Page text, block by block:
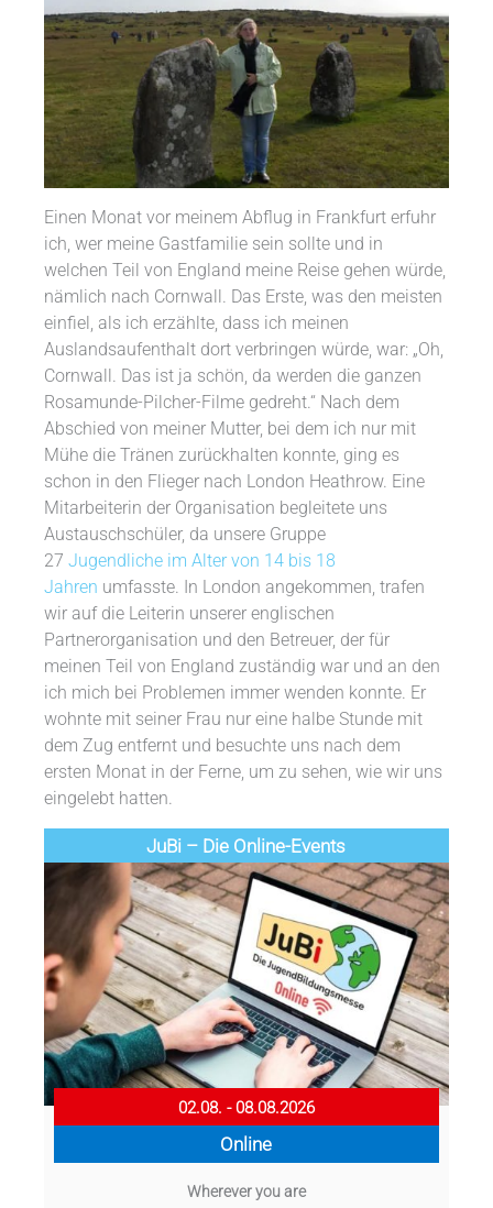
Einen Monat vor meinem Abflug in Frankfurt erfuhr
ich, wer meine Gastfamilie sein sollte und in
welchen Teil von England meine Reise gehen würde,
nämlich nach Cornwall. Das Erste, was den meisten
einfiel, als ich erzählte, dass ich meinen
Auslandsaufenthalt dort verbringen würde, war: „Oh,
Cornwall. Das ist ja schön, da werden die ganzen
Rosamunde-Pilcher-Filme gedreht.“ Nach dem
Abschied von meiner Mutter, bei dem ich nur mit
Mühe die Tränen zurückhalten konnte, ging es
schon in den Flieger nach London Heathrow. Eine
Mitarbeiterin der Organisation begleitete uns
Austauschschüler, da unsere Gruppe
27Jugendliche im Alter von 14 bis 18
Jahren umfasste. In London angekommen, trafen
wir auf die Leiterin unserer englischen
Partnerorganisation und den Betreuer, der für
meinen Teil von England zuständig war und an den
ich mich bei Problemen immer wenden konnte. Er
wohnte mit seiner Frau nur eine halbe Stunde mit
dem Zug entfernt und besuchte uns nach dem
ersten Monat in der Ferne, um zu sehen, wie wir uns
eingelebt hatten.
JuBi – Die Online-Events
02.08. - 08.08.2026
Online
Wherever you are